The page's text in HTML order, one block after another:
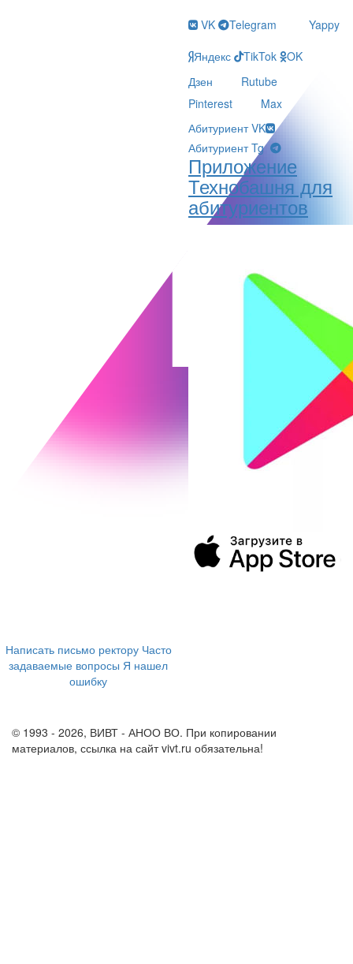
Написать письмо ректору Часто
задаваемые вопросы Я нашел
ошибку
VK Telegram
Yappy
Яндекс
TikTok
OK
Дзен
Rutube
Pinterest
Max
Абитуриент VK
Абитуриент Tg
Приложение
Технобашня для
абитуриентов
© 1993 - 2026, ВИВТ - АНОО ВО. При копировании
материалов, ссылка на сайт vivt.ru обязательна!